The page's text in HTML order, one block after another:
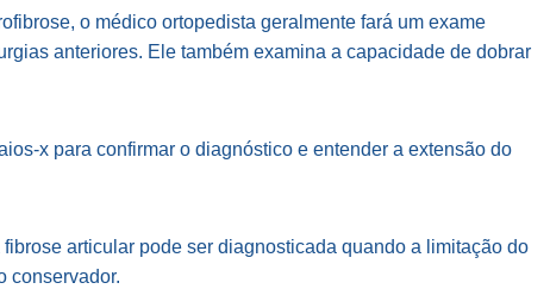
o médico ortopedista geralmente fará um exame
anteriores. Ele também examina a capacidade de dobrar
x para confirmar o diagnóstico e entender a extensão do
articular pode ser diagnosticada quando a limitação do
conservador.